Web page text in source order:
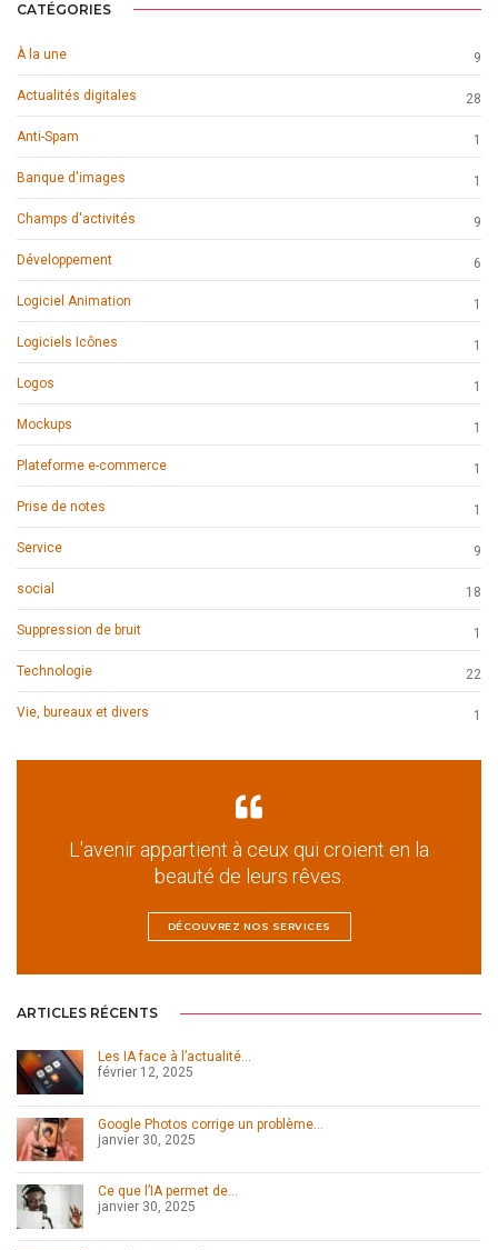
CATÉGORIES
À la une 9
Actualités digitales 28
Anti-Spam 1
Banque d'images 1
Champs d'activités 9
Développement 6
Logiciel Animation 1
Logiciels Icônes 1
Logos 1
Mockups 1
Plateforme e-commerce 1
Prise de notes 1
Service 9
social 18
Suppression de bruit 1
Technologie 22
Vie, bureaux et divers 1
L'avenir appartient à ceux qui croient en la
beauté de leurs rêves.
DÉCOUVREZ NOS SERVICES
ARTICLES RÉCENTS
Les IA face à l’actualité…
février 12, 2025
Google Photos corrige un problème…
janvier 30, 2025
Ce que l’IA permet de…
janvier 30, 2025